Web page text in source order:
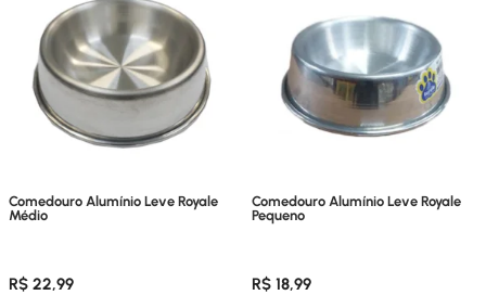
Comedouro Alumínio Leve Royale
Médio
R$ 22,99
Comedouro Alumínio Leve Royale
Pequeno
R$ 18,99